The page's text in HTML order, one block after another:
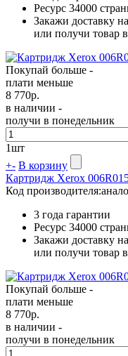
Ресурс 34000
Закажи доставку
или получи товар
Покупай больше -
плати меньше
8 770р.
в наличии -
получи в понедельник
1шт
+- В корзину
Картридж Xerox
Код производителя:
3 года гарантии
Ресурс 34000
Закажи доставку
или получи товар
Покупай больше -
плати меньше
8 770р.
в наличии -
получи в понедельник